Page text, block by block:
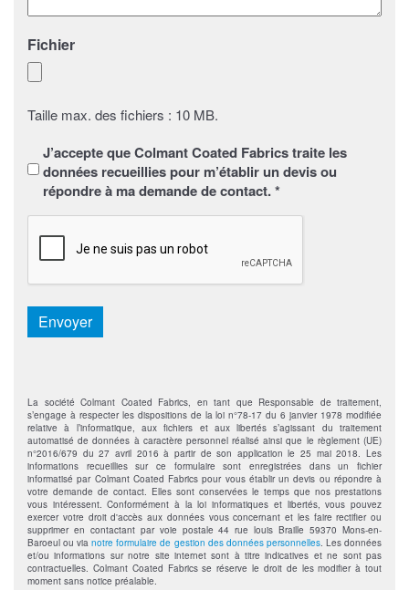
Fichier
Taille max. des fichiers : 10 MB.
Sans
titre*
J’accepte que Colmant Coated Fabrics traite les
données recueillies pour m’établir un devis ou
répondre à ma demande de contact. *
CAPTCHA
Envoyer
La société Colmant Coated Fabrics, en tant que Responsable de traitement,
s’engage à respecter les dispositions de la loi n°78-17 du 6 janvier 1978 modifiée
relative à l’informatique, aux fichiers et aux libertés s’agissant du traitement
automatisé de données à caractère personnel réalisé ainsi que le règlement (UE)
n°2016/679 du 27 avril 2016 à partir de son application le 25 mai 2018. Les
informations recueillies sur ce formulaire sont enregistrées dans un fichier
informatisé par Colmant Coated Fabrics pour vous établir un devis ou répondre à
votre demande de contact. Elles sont conservées le temps que nos prestations
vous intéressent. Conformément à la loi informatiques et libertés, vous pouvez
exercer votre droit d'accès aux données vous concernant et les faire rectifier ou
supprimer en contactant par voie postale 44 rue louis Braille 59370 Mons-en-
Baroeul ou vianotre formulaire de gestion des données personnelles. Les données
et/ou informations sur notre site internet sont à titre indicatives et ne sont pas
contractuelles. Colmant Coated Fabrics se réserve le droit de les modifier à tout
moment sans notice préalable.